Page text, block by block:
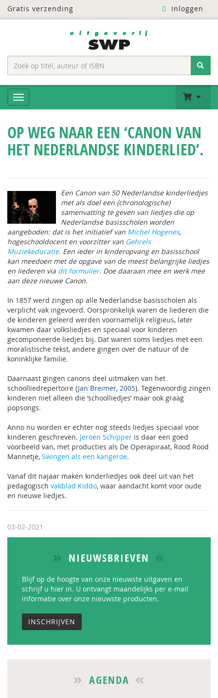
Gratis verzending Inloggen
OP WEG NAAR EEN ‘CANON VAN
HET NEDERLANDSE KINDERLIED’.
Een Canon van 50 Nederlandse kinderliedjes
met als doel een (chronologische)
samenvatting te geven van liedjes die op
Nederlandse basisscholen worden
aangeboden: dat is het initiatief van Michel Hogenes,
hogeschooldocent en voorzitter van Gehrels
Muziekeducatie. Een ieder in kinderopvang en basisschool
kan meedoen met de opgave van de meest belangrijke liedjes
en liederen via dit formulier. Doe daaraan mee en werk mee
aan deze nieuwe Canon.
In 1857 werd zingen op alle Nederlandse basisscholen als
verplicht vak ingevoerd. Oorspronkelijk waren de liederen die
de kinderen geleerd werden voornamelijk religieus, later
kwamen daar volksliedjes en speciaal voor kinderen
gecomponeerde liedjes bij. Dat waren soms liedjes met een
moralistische tekst, andere gingen over de natuur of de
koninklijke familie.
Daarnaast gingen canons deel uitmaken van het
schoolliedrepertoire (Jan Breimer, 2005). Tegenwoordig zingen
kinderen niet alleen die ‘schoolliedjes’ maar ook graag
popsongs.
Anno nu worden er echter nog steeds liedjes speciaal voor
kinderen geschreven. Jeroen Schipper is daar een goed
voorbeeld van, met producties als De Operapiraat, Rood Rood
Mannetje, Swingen als een kangeroe.
Vanaf dit najaar maken kinderliedjes ook deel uit van het
pedagogisch vakblad Kiddo, waar aandacht komt voor oude
en nieuwe liedjes.
03-02-2021
NIEUWSBRIEVEN
Blijf op de hoogte van onze nieuwste uitgaven en
schrijf u hier in. U ontvangt maandelijks per e-mail
informatie over onze nieuwste producten.
INSCHRIJVEN
AGENDA